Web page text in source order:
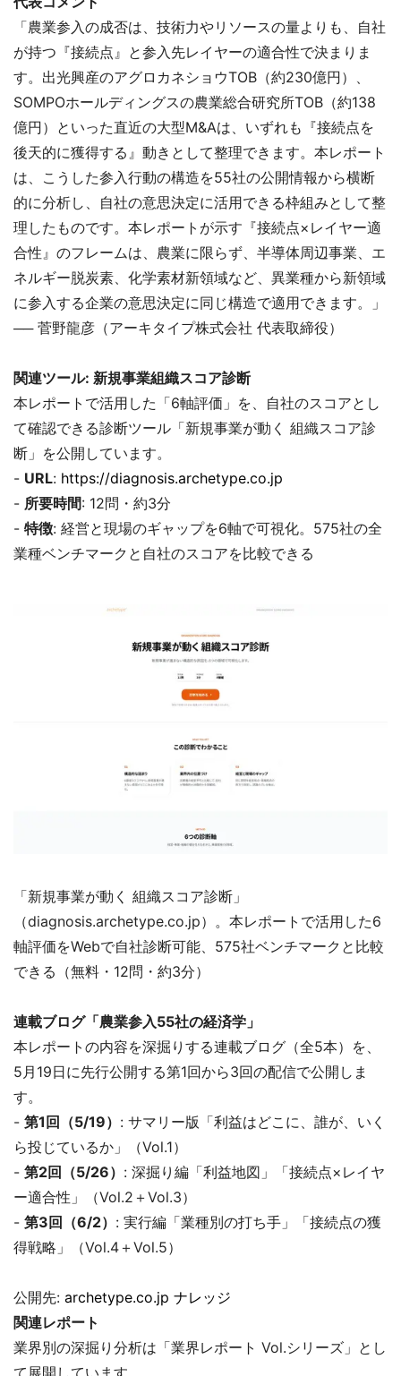
「農業参入の成否は、技術力やリソースの量よりも、自社
が持つ『接続点』と参入先レイヤーの適合性で決まりま
す。出光興産のアグロカネショウTOB（約230億円）、
SOMPOホールディングスの農業総合研究所TOB（約138
億円）といった直近の大型M&Aは、いずれも『接続点を
後天的に獲得する』動きとして整理できます。本レポート
は、こうした参入行動の構造を55社の公開情報から横断
的に分析し、自社の意思決定に活用できる枠組みとして整
理したものです。本レポートが示す『接続点×レイヤー適
合性』のフレームは、農業に限らず、半導体周辺事業、エ
ネルギー脱炭素、化学素材新領域など、異業種から新領域
に参入する企業の意思決定に同じ構造で適用できます。」
── 菅野龍彦（アーキタイプ株式会社 代表取締役）
関連ツール: 新規事業組織スコア診断
本レポートで活用した「6軸評価」を、自社のスコアとし
て確認できる診断ツール「新規事業が動く 組織スコア診
断」を公開しています。
- URL: https://diagnosis.archetype.co.jp
- 所要時間: 12問・約3分
- 特徴: 経営と現場のギャップを6軸で可視化。575社の全
業種ベンチマークと自社のスコアを比較できる
「新規事業が動く 組織スコア診断」
（diagnosis.archetype.co.jp）。本レポートで活用した6
軸評価をWebで自社診断可能、575社ベンチマークと比較
できる（無料・12問・約3分）
連載ブログ「農業参入55社の経済学」
本レポートの内容を深掘りする連載ブログ（全5本）を、
5月19日に先行公開する第1回から3回の配信で公開しま
す。
- 第1回（5/19） : サマリー版「利益はどこに、誰が、いく
ら投じているか」（Vol.1）
- 第2回（5/26） : 深掘り編「利益地図」「接続点×レイヤ
ー適合性」（Vol.2＋Vol.3）
- 第3回（6/2） : 実行編「業種別の打ち手」「接続点の獲
得戦略」（Vol.4＋Vol.5）
公開先: archetype.co.jp ナレッジ
関連レポート
業界別の深掘り分析は「業界レポート Vol.シリーズ」とし
て展開しています。